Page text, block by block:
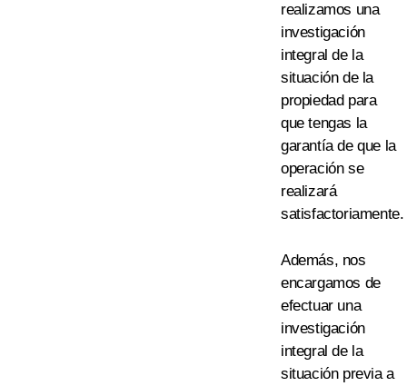
realizamos una
investigación
integral de la
situaciónde la
propiedad para
que tengas la
garantía de que la
operación se
realizará
satisfactoriamente.
Además, nos
encargamos de
efectuar una
investigación
integral de la
situación previa a